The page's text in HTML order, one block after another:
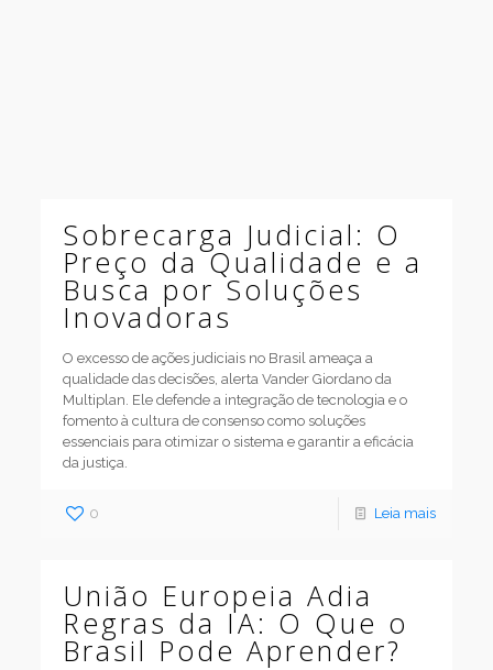
Sobrecarga Judicial: O
Preço da Qualidade e a
Busca por Soluções
Inovadoras
O excesso de ações judiciais no Brasil ameaça a
qualidade das decisões, alerta Vander Giordano da
Multiplan. Ele defende a integração de tecnologia e o
fomento à cultura de consenso como soluções
essenciais para otimizar o sistema e garantir a eficácia
da justiça.
0 Leia mais
União Europeia Adia
Regras da IA: O Que o
Brasil Pode Aprender?